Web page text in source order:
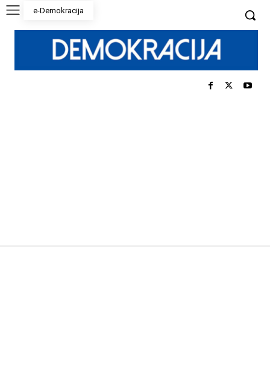
e-Demokracija